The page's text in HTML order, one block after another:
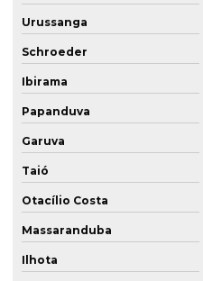
Urussanga
Schroeder
Ibirama
Papanduva
Garuva
Taió
Otacílio Costa
Massaranduba
Ilhota